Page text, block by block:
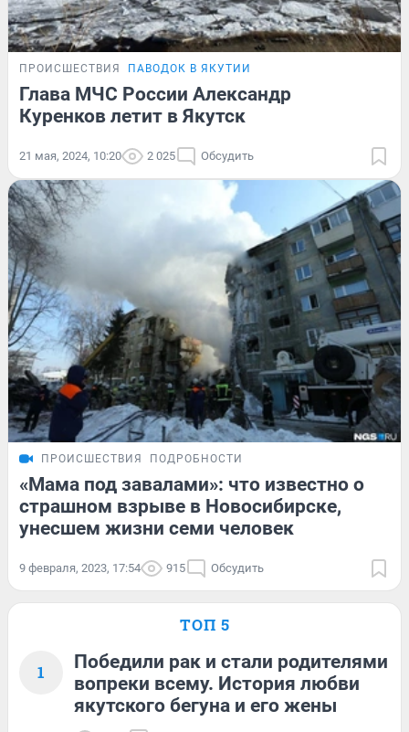
ПРОИСШЕСТВИЯ ПАВОДОК В ЯКУТИИ
Глава МЧС России Александр
Куренков летит в Якутск
21 мая, 2024, 10:20 2 025 Обсудить
ПРОИСШЕСТВИЯ ПОДРОБНОСТИ
«Мама под завалами»: что известно о
страшном взрыве в Новосибирске,
унесшем жизни семи человек
9 февраля, 2023, 17:54 915 Обсудить
ТОП 5
1
Победили рак и стали родителями
вопреки всему. История любви
якутского бегуна и его жены